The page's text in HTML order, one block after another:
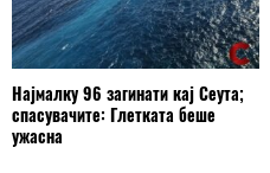
Најмалку 96 загинати кај Сеута;
спасувачите: Глетката беше
ужасна